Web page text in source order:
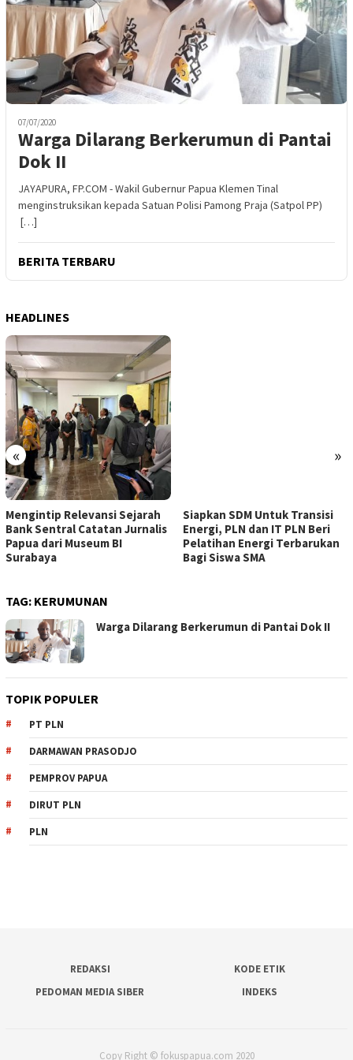
07/07/2020
Warga Dilarang Berkerumun di Pantai
Dok II
JAYAPURA, FP.COM - Wakil Gubernur Papua Klemen Tinal
menginstruksikan kepada Satuan Polisi Pamong Praja (Satpol PP)
[…]
BERITA TERBARU
HEADLINES
« »
Mengintip Relevansi Sejarah
Bank Sentral Catatan Jurnalis
Papua dari Museum BI
Surabaya
Siapkan SDM Untuk Transisi
Energi, PLN dan IT PLN Beri
Pelatihan Energi Terbarukan
Bagi Siswa SMA
TAG: KERUMUNAN
Warga Dilarang Berkerumun di Pantai Dok II
TOPIK POPULER
PT PLN
DARMAWAN PRASODJO
PEMPROV PAPUA
DIRUT PLN
PLN
REDAKSI
KODE ETIK
PEDOMAN MEDIA SIBER
INDEKS
Copy Right © fokuspapua.com 2020